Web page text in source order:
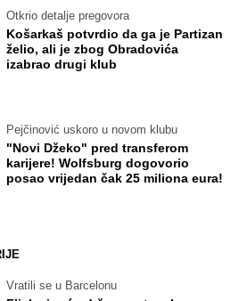
Otkrio detalje pregovora
Košarkaš potvrdio da ga je Partizan
želio, ali je zbog Obradovića
izabrao drugi klub
Pejčinović uskoro u novom klubu
"Novi Džeko" pred transferom
karijere! Wolfsburg dogovorio
posao vrijedan čak 25 miliona eura!
Vratili se u Barcelonu